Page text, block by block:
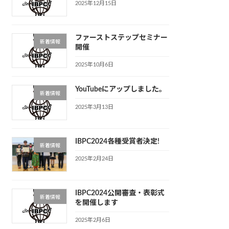
2025年12月15日
新着情報
ファーストステップセミナー
開催
2025年10月6日
新着情報
YouTubeにアップしました。
2025年3月13日
新着情報
IBPC2024各種受賞者決定!
2025年2月24日
新着情報
IBPC2024公開審査・表彰式
を開催します
2025年2月6日